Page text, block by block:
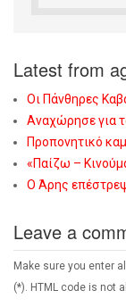
Latest from
Οι Πάνθηρες
Αναχώρησε για
Προπονητικό
«Παίζω –
Ο Άρης
Leave a
Make sure you enter
(*). HTML code is not